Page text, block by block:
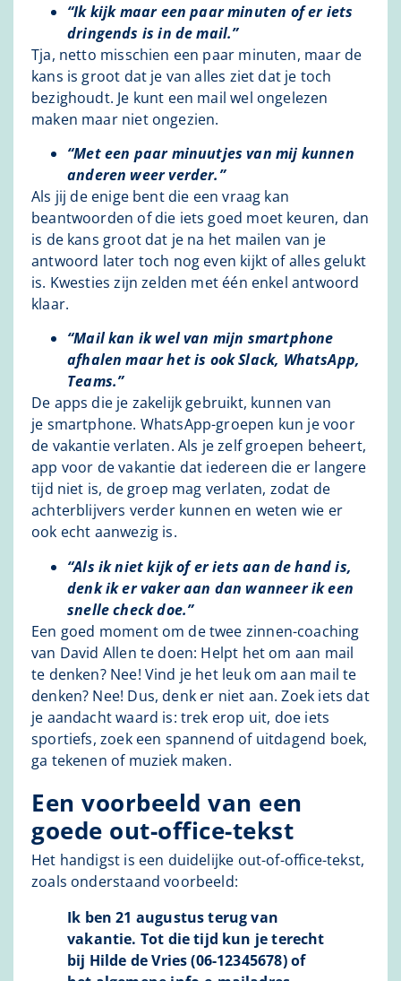
“Ik kijk maar een paar minuten of er iets
dringends is in de mail.”
Tja, netto misschien een paar minuten, maar de
kans is groot dat je van alles ziet dat je toch
bezighoudt. Je kunt een mail wel ongelezen
maken maar niet ongezien.
“Met een paar minuutjes van mij kunnen
anderen weer verder.”
Als jij de enige bent die een vraag kan
beantwoorden of die iets goed moet keuren, dan
is de kans groot dat je na het mailen van je
antwoord later toch nog even kijkt of alles gelukt
is. Kwesties zijn zelden met één enkel antwoord
klaar.
“Mail kan ik wel van mijn smartphone
afhalen maar het is ook Slack, WhatsApp,
Teams.”
De apps die je zakelijk gebruikt, kunnen van
je smartphone. WhatsApp-groepen kun je voor
de vakantie verlaten. Als je zelf groepen beheert,
app voor de vakantie dat iedereen die er langere
tijd niet is, de groep mag verlaten, zodat de
achterblijvers verder kunnen en weten wie er
ook echt aanwezig is.
“Als ik niet kijk of er iets aan de hand is,
denk ik er vaker aan dan wanneer ik een
snelle check doe.”
Een goed moment om de twee zinnen-coaching
van David Allen te doen: Helpt het om aan mail
te denken? Nee! Vind je het leuk om aan mail te
denken? Nee! Dus, denk er niet aan. Zoek iets dat
je aandacht waard is: trek erop uit, doe iets
sportiefs, zoek een spannend of uitdagend boek,
ga tekenen of muziek maken.
Een voorbeeld van een
goede out-office-tekst
Het handigst is een duidelijke out-of-office-tekst,
zoals onderstaand voorbeeld:
Ik ben 21 augustus terug van
vakantie. Tot die tijd kun je terecht
bij Hilde de Vries (06-12345678) of